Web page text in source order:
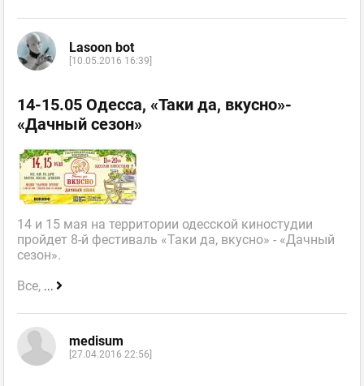
Lasoon bot
[10.05.2016 16:39]
14-15.05 Одесса, «Таки да, вкусно»-
«Дачный сезон»
14 и 15 мая на территории одесской киностудии
пройдет 8-й фестиваль «Таки да, вкусно» - «Дачный
сезон».
Все, ...
medisum
[27.04.2016 22:56]